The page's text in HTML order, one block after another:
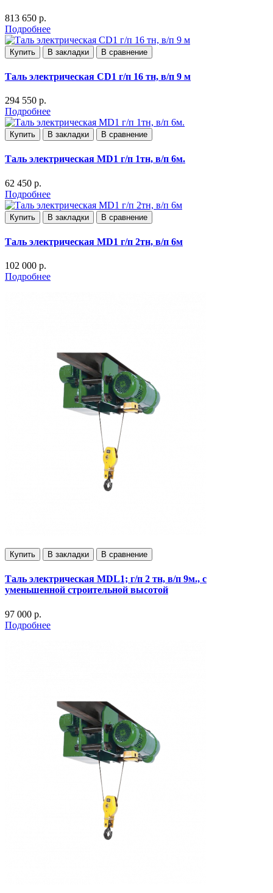
813 650 р.
Подробнее
Купить В закладки В сравнение
Таль электрическая CD1 г/п 16 тн, в/п 9 м
294 550 р.
Подробнее
Купить В закладки В сравнение
Таль электрическая MD1 г/п 1тн, в/п 6м.
62 450 р.
Подробнее
Купить В закладки В сравнение
Таль электрическая MD1 г/п 2тн, в/п 6м
102 000 р.
Подробнее
Купить В закладки В сравнение
Таль электрическая MDL1; г/п 2 тн, в/п 9м., с
уменьшенной строительной высотой
97 000 р.
Подробнее